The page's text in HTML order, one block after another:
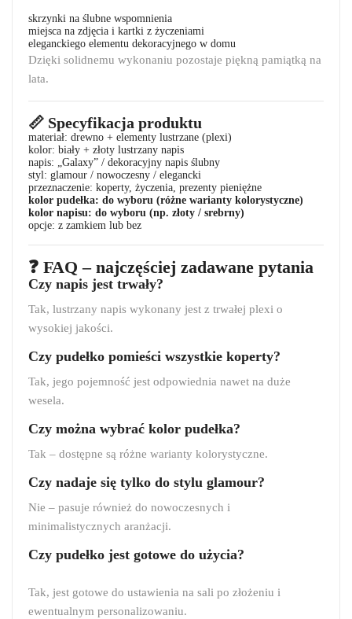
skrzynki na ślubne wspomnienia
miejsca na zdjęcia i kartki z życzeniami
eleganckiego elementu dekoracyjnego w domu
Dzięki solidnemu wykonaniu pozostaje piękną pamiątką na
lata.
📏 Specyfikacja produktu
materiał: drewno + elementy lustrzane (plexi)
kolor: biały + złoty lustrzany napis
napis: „Galaxy” / dekoracyjny napis ślubny
styl: glamour / nowoczesny / elegancki
przeznaczenie: koperty, życzenia, prezenty pieniężne
kolor pudełka: do wyboru (różne warianty kolorystyczne)
kolor napisu: do wyboru (np. złoty / srebrny)
opcje: z zamkiem lub bez
❓ FAQ – najczęściej zadawane pytania
Czy napis jest trwały?
Tak, lustrzany napis wykonany jest z trwałej plexi o
wysokiej jakości.
Czy pudełko pomieści wszystkie koperty?
Tak, jego pojemność jest odpowiednia nawet na duże
wesela.
Czy można wybrać kolor pudełka?
Tak – dostępne są różne warianty kolorystyczne.
Czy nadaje się tylko do stylu glamour?
Nie – pasuje również do nowoczesnych i
minimalistycznych aranżacji.
Czy pudełko jest gotowe do użycia?
Tak, jest gotowe do ustawienia na sali po złożeniu i
ewentualnym personalizowaniu.